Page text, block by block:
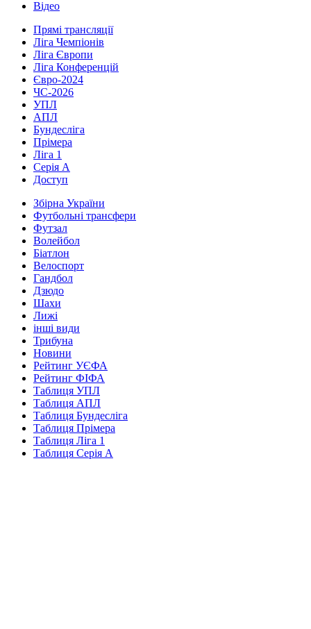
Відео
Прямі трансляції
Ліга Чемпіонів
Ліга Європи
Ліга Конференцій
Євро-2024
ЧС-2026
УПЛ
АПЛ
Бундесліга
Прімера
Ліга 1
Серія А
Доступ
Збірна України
Футбольні трансфери
Футзал
Волейбол
Біатлон
Велоспорт
Гандбол
Дзюдо
Шахи
Лижі
інші види
Трибуна
Новини
Рейтинг УЄФА
Рейтинг ФІФА
Таблиця УПЛ
Таблиця АПЛ
Таблиця Бундесліга
Таблиця Прімера
Таблиця Ліга 1
Таблиця Серія А